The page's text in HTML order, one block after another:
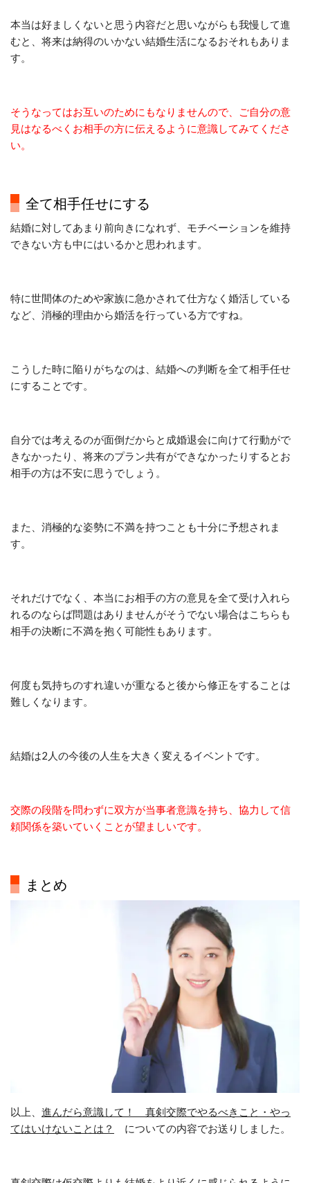
本当は好ましくないと思う内容だと思いながらも我慢して進
むと、将来は納得のいかない結婚生活になるおそれもありま
す。
そうなってはお互いのためにもなりませんので、ご自分の意
見はなるべくお相手の方に伝えるように意識してみてくださ
い。
全て相手任せにする
結婚に対してあまり前向きになれず、モチベーションを維持
できない方も中にはいるかと思われます。
特に世間体のためや家族に急かされて仕方なく婚活している
など、消極的理由から婚活を行っている方ですね。
こうした時に陥りがちなのは、結婚への判断を全て相手任せ
にすることです。
自分では考えるのが面倒だからと成婚退会に向けて行動がで
きなかったり、将来のプラン共有ができなかったりするとお
相手の方は不安に思うでしょう。
また、消極的な姿勢に不満を持つことも十分に予想されま
す。
それだけでなく、本当にお相手の方の意見を全て受け入れら
れるのならば問題はありませんがそうでない場合はこちらも
相手の決断に不満を抱く可能性もあります。
何度も気持ちのすれ違いが重なると後から修正をすることは
難しくなります。
結婚は2人の今後の人生を大きく変えるイベントです。
交際の段階を問わずに双方が当事者意識を持ち、協力して信
頼関係を築いていくことが望ましいです。
まとめ
以上、 進んだら意識して！ 真剣交際でやるべきこと・やっ
てはいけないことは？
についての内容でお送りしました。